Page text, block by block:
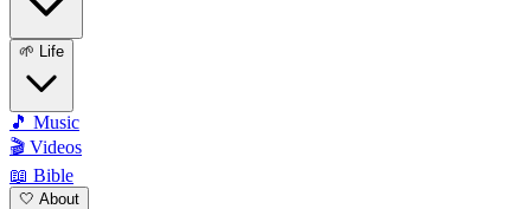
🌱 Life
🎵 Music
🎬 Videos
📖 Bible
🤍 About